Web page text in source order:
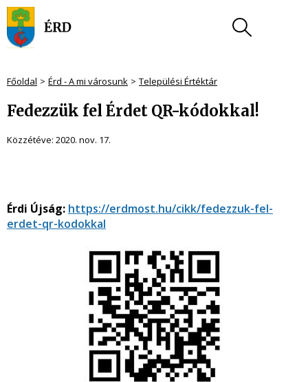
Főoldal Érd - A mi városunk Települési Értéktár
Fedezzük fel Érdet QR-kódokkal!
Közzétéve: 2020. nov. 17.
Érdi Újság: https://erdmost.hu/cikk/fedezzuk-fel-
erdet-qr-kodokkal